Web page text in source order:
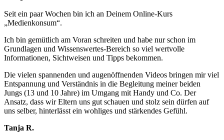
Seit ein paar Wochen bin ich an Deinem Online-Kurs
„Medienkonsum“.
Ich bin gemütlich am Voran schreiten und habe nur schon im
Grundlagen und Wissenswertes-Bereich so viel wertvolle
Informationen, Sichtweisen und Tipps bekommen.
Die vielen spannenden und augenöffnenden Videos bringen mir viel
Entspannung und Verständnis in die Begleitung meiner beiden
Jungs (13 und 10 Jahre) im Umgang mit Handy und Co. Der
Ansatz, dass wir Eltern uns gut schauen und stolz sein dürfen auf
uns selber, hinterlässt ein wohliges und stärkendes Gefühl.
Tanja R.